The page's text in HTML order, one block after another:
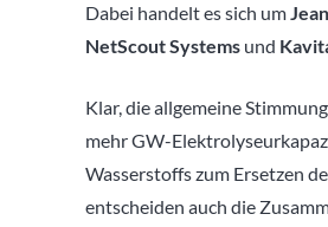
Dabei handelt es sich um
NetScout Systems und
Klar, die allgemeine
mehr GW-
Wasserstoffs zum Ersetzen
entscheiden auch die